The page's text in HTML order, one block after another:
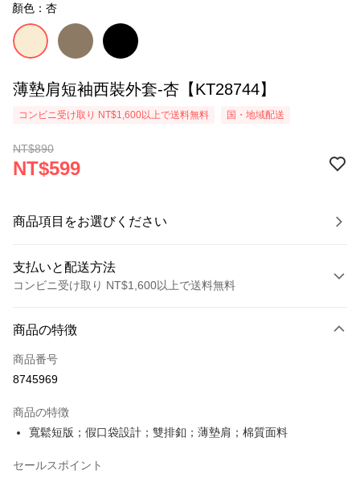
顏色：杏
薄墊肩短袖西裝外套-杏【KT28744】
コンビニ受け取り NT$1,600以上で送料無料 国・地域配送
NT$890
NT$599
商品項目をお選びください
支払いと配送方法
コンビニ受け取り NT$1,600以上で送料無料
クレジットカード1回払い
コンビニ店頭代金引換
Apple Pay
商品の特徴
商品番号
8745969
商品の特徴
寬鬆短版；假口袋設計；雙排釦；薄墊肩；棉質面料
セールスポイント